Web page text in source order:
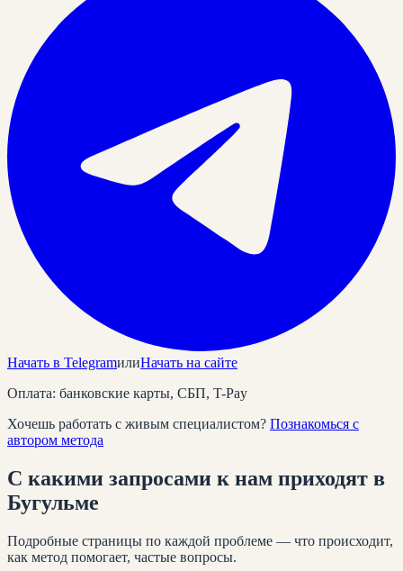
Начать в TelegramилиНачать на сайте
Оплата: банковские карты, СБП, T-Pay
Хочешь работать с живым специалистом? Познакомься с
автором метода
С какими запросами к нам приходят в
Бугульме
Подробные страницы по каждой проблеме — что происходит,
как метод помогает, частые вопросы.